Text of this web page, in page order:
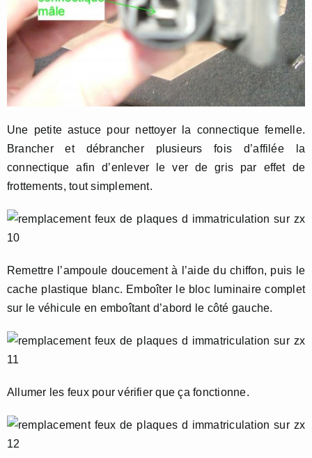
Une petite astuce pour nettoyer la connectique femelle.
Brancher et débrancher plusieurs fois d’affilée la
connectique afin d’enlever le ver de gris par effet de
frottements, tout simplement.
Remettre l’ampoule doucement à l’aide du chiffon, puis le
cache plastique blanc. Emboîter le bloc luminaire complet
sur le véhicule en emboîtant d’abord le côté gauche.
Allumer les feux pour vérifier que ça fonctionne.